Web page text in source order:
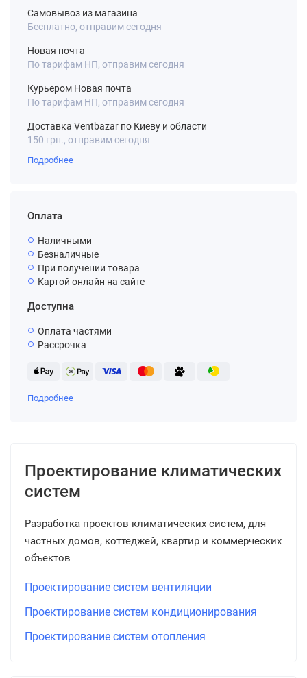
Самовывоз из магазина
Бесплатно, отправим сегодня
Новая почта
По тарифам НП, отправим сегодня
Курьером Новая почта
По тарифам НП, отправим сегодня
Доставка Ventbazar по Киеву и области
150 грн., отправим сегодня
Подробнее
Оплата
Наличными
Безналичные
При получении товара
Картой онлайн на сайте
Доступна
Оплата частями
Рассрочка
Подробнее
Проектирование климатических
систем
Разработка проектов климатических систем, для
частных домов, коттеджей, квартир и коммерческих
объектов
Проектирование систем вентиляции
Проектирование систем кондиционирования
Проектирование систем отопления